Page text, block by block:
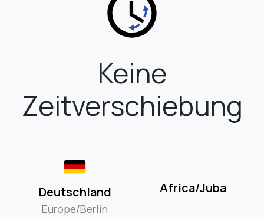
Keine
Zeitverschiebung
Deutschland
Europe/Berlin
Africa/Juba